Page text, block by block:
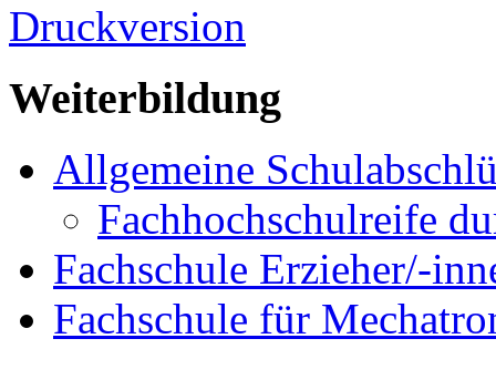
Druckversion
Weiterbildung
Allgemeine
Fachhochschulreife
Fachschule Erzieher/-
Fachschule für